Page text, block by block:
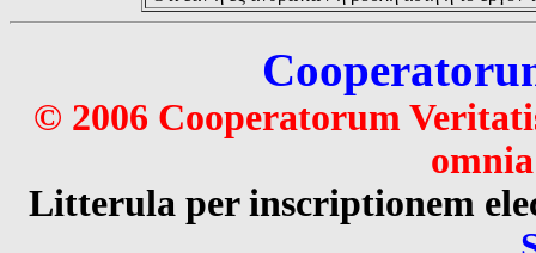
© 2006 Cooperatorum
Litterula per inscriptionem